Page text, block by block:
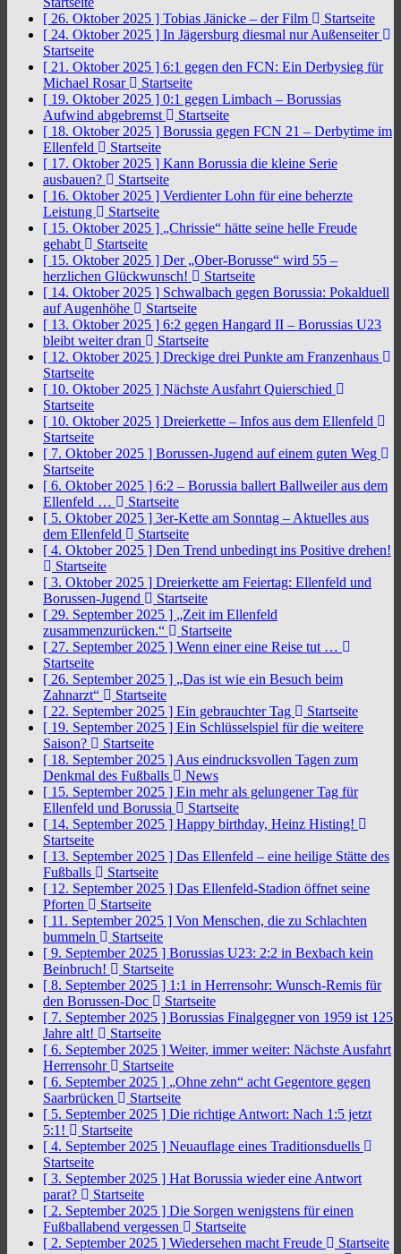
[ 26. Oktober 2025 ] Tobias Jänicke – der Film
Startseite
[ 24. Oktober 2025 ] In Jägersburg diesmal nur Außenseiter
Startseite
[ 21. Oktober 2025 ] 6:1 gegen den FCN: Ein Derbysieg für
Michael Rosar
Startseite
[ 19. Oktober 2025 ] 0:1 gegen Limbach – Borussias
Aufwind abgebremst
Startseite
[ 18. Oktober 2025 ] Borussia gegen FCN 21 – Derbytime im
Ellenfeld
Startseite
[ 17. Oktober 2025 ] Kann Borussia die kleine Serie
ausbauen?
Startseite
[ 16. Oktober 2025 ] Verdienter Lohn für eine beherzte
Leistung
Startseite
[ 15. Oktober 2025 ] „Chrissie“ hätte seine helle Freude
gehabt
Startseite
[ 15. Oktober 2025 ] Der „Ober-Borusse“ wird 55 –
herzlichen Glückwunsch!
Startseite
[ 14. Oktober 2025 ] Schwalbach gegen Borussia: Pokalduell
auf Augenhöhe
Startseite
[ 13. Oktober 2025 ] 6:2 gegen Hangard II – Borussias U23
bleibt weiter dran
Startseite
[ 12. Oktober 2025 ] Dreckige drei Punkte am Franzenhaus
Startseite
[ 10. Oktober 2025 ] Nächste Ausfahrt Quierschied
Startseite
[ 10. Oktober 2025 ] Dreierkette – Infos aus dem Ellenfeld
Startseite
[ 7. Oktober 2025 ] Borussen-Jugend auf einem guten Weg
Startseite
[ 6. Oktober 2025 ] 6:2 – Borussia ballert Ballweiler aus dem
Ellenfeld …
Startseite
[ 5. Oktober 2025 ] 3er-Kette am Sonntag – Aktuelles aus
dem Ellenfeld
Startseite
[ 4. Oktober 2025 ] Den Trend unbedingt ins Positive drehen!
Startseite
[ 3. Oktober 2025 ] Dreierkette am Feiertag: Ellenfeld und
Borussen-Jugend
Startseite
[ 29. September 2025 ] „Zeit im Ellenfeld
zusammenzurücken.“
Startseite
[ 27. September 2025 ] Wenn einer eine Reise tut …
Startseite
[ 26. September 2025 ] „Das ist wie ein Besuch beim
Zahnarzt“
Startseite
[ 22. September 2025 ] Ein gebrauchter Tag
Startseite
[ 19. September 2025 ] Ein Schlüsselspiel für die weitere
Saison?
Startseite
[ 18. September 2025 ] Aus eindrucksvollen Tagen zum
Denkmal des Fußballs
News
[ 15. September 2025 ] Ein mehr als gelungener Tag für
Ellenfeld und Borussia
Startseite
[ 14. September 2025 ] Happy birthday, Heinz Histing!
Startseite
[ 13. September 2025 ] Das Ellenfeld – eine heilige Stätte des
Fußballs
Startseite
[ 12. September 2025 ] Das Ellenfeld-Stadion öffnet seine
Pforten
Startseite
[ 11. September 2025 ] Von Menschen, die zu Schlachten
bummeln
Startseite
[ 9. September 2025 ] Borussias U23: 2:2 in Bexbach kein
Beinbruch!
Startseite
[ 8. September 2025 ] 1:1 in Herrensohr: Wunsch-Remis für
den Borussen-Doc
Startseite
[ 7. September 2025 ] Borussias Finalgegner von 1959 ist 125
Jahre alt!
Startseite
[ 6. September 2025 ] Weiter, immer weiter: Nächste Ausfahrt
Herrensohr
Startseite
[ 6. September 2025 ] „Ohne zehn“ acht Gegentore gegen
Saarbrücken
Startseite
[ 5. September 2025 ] Die richtige Antwort: Nach 1:5 jetzt
5:1!
Startseite
[ 4. September 2025 ] Neuauflage eines Traditionsduells
Startseite
[ 3. September 2025 ] Hat Borussia wieder eine Antwort
parat?
Startseite
[ 2. September 2025 ] Die Sorgen wenigstens für einen
Fußballabend vergessen
Startseite
[ 2. September 2025 ] Wiedersehen macht Freude
Startseite